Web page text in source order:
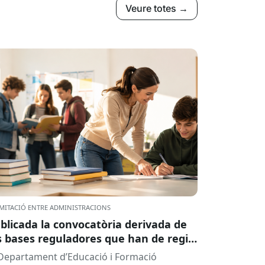
Veure totes →
ENTRE ADMINISTRACIONS
la convocatòria derivada de
bases reguladores que han de regir
de subvencions a centres
d’Educació i Formació